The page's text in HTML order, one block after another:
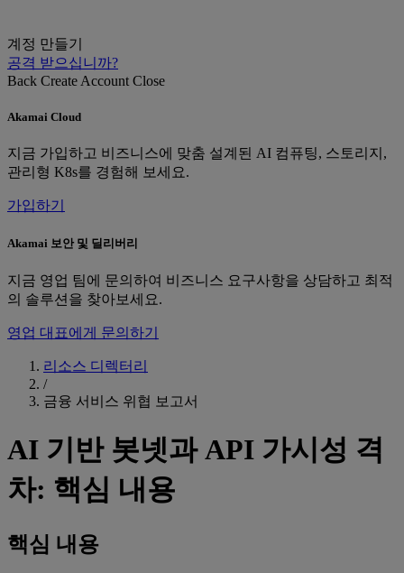
계정 만들기
공격 받으십니까?
Back Create Account Close
Akamai Cloud
지금 가입하고 비즈니스에 맞춤 설계된 AI 컴퓨팅, 스토리지,
관리형 K8s를 경험해 보세요.
가입하기
Akamai 보안 및 딜리버리
지금 영업 팀에 문의하여 비즈니스 요구사항을 상담하고 최적
의 솔루션을 찾아보세요.
영업 대표에게 문의하기
리소스 디렉터리
/
금융 서비스 위협 보고서
AI 기반 봇넷과 API 가시성 격
차: 핵심 내용
핵심 내용